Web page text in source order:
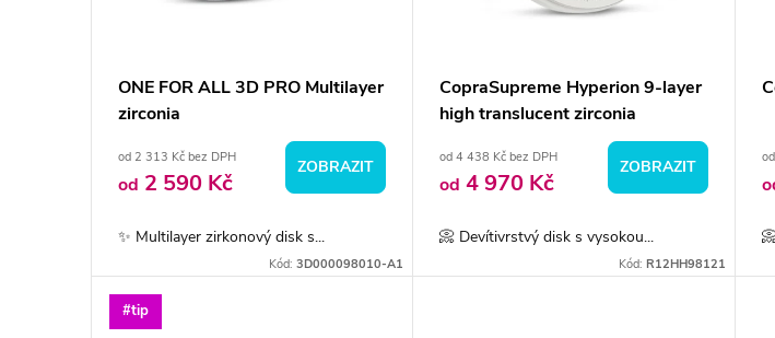
ku
ONE FOR ALL 3D PRO Multilayer
zirconia
od 2 313 Kč bez DPH
od 2 590 Kč
ZOBRAZIT
✨ Multilayer zirkonový disk s...
Kód:3D000098010-A1
CopraSupreme Hyperion 9-layer
high translucent zirconia
od 4 438 Kč bez DPH
od 4 970 Kč
ZOBRAZIT
📀 Devítivrstvý disk s vysokou...
Kód: R12HH98121
#tip